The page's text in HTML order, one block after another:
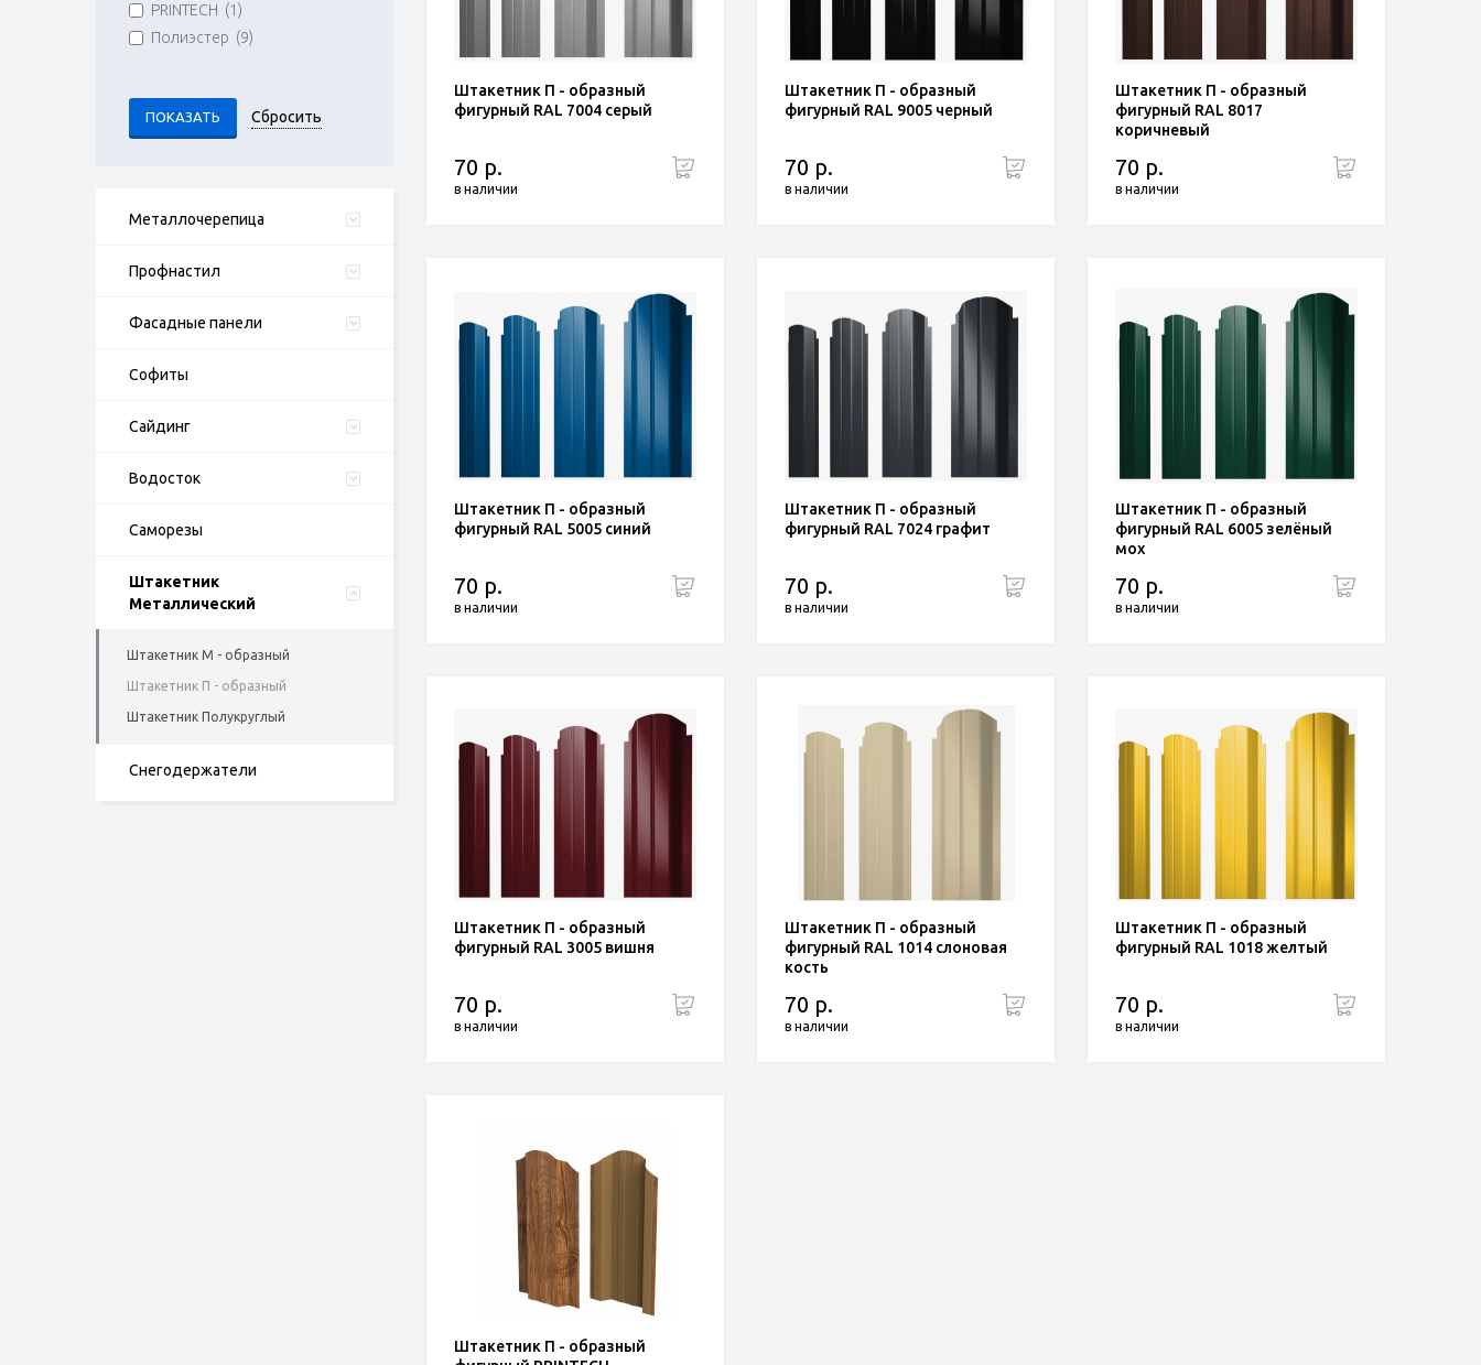
PRINTECH (1)
Полиэстер (9)
Металлочерепица
Профнастил
Фасадные панели
Софиты
Cайдинг
Водосток
Саморезы
Штакетник
Металлический
Штакетник М - образный
Штакетник П - образный
Штакетник Полукруглый
Снегодержатели
Штакетник П - образный
фигурный RAL 7004 серый
70 р.
в наличии
Штакетник П - образный
фигурный RAL 9005 черный
70 р.
в наличии
Штакетник П - образный
фигурный RAL 8017
коричневый
70 р.
в наличии
Штакетник П - образный
фигурный RAL 5005 синий
70 р.
в наличии
Штакетник П - образный
фигурный RAL 7024 графит
70 р.
в наличии
Штакетник П - образный
фигурный RAL 6005 зелёный
мох
70 р.
в наличии
Штакетник П - образный
фигурный RAL 3005 вишня
70 р.
в наличии
Штакетник П - образный
фигурный RAL 1014 слоновая
кость
70 р.
в наличии
Штакетник П - образный
фигурный RAL 1018 желтый
70 р.
в наличии
Штакетник П - образный